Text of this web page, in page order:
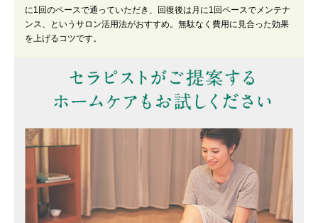
に1回のペースで通っていただき、回復後は月に1回ペースでメンテナ
ンス、というサロン活用法がおすすめ。無駄なく費用に見合った効果
を上げるコツです。